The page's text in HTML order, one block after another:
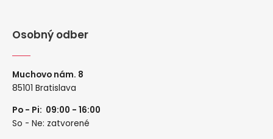
Osobný odber
Muchovo nám. 8
85101 Bratislava
Po - Pi: 09:00 - 16:00
So - Ne: zatvorené